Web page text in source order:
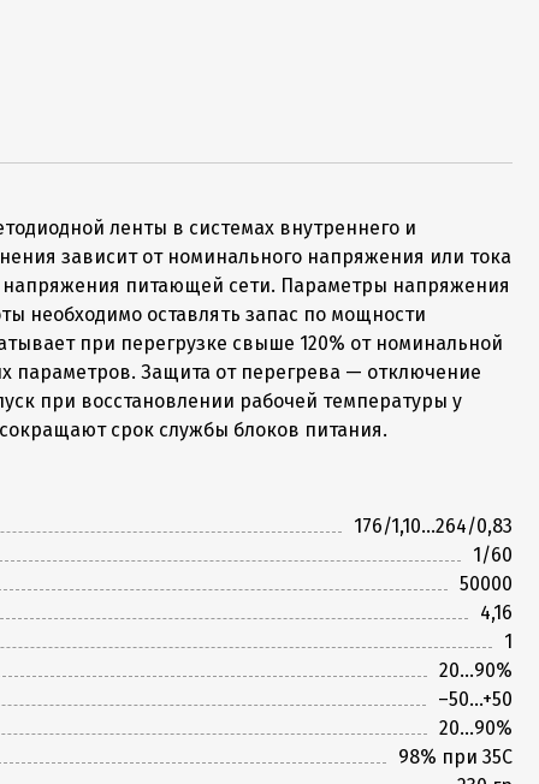
ленты в системах внутреннего и
зависит от номинального напряжения или тока
питающей сети. Параметры напряжения
необходимо оставлять запас по мощности
при перегрузке свыше 120% от номинальной
параметров. Защита от перегрева — отключение
при восстановлении рабочей температуры у
срок службы блоков питания.
176/1,10...264/0,83
1/60
50000
4,16
1
20...90%
–50...+50
20...90%
98% при 35С